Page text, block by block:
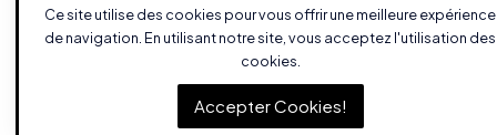
site sont autorisées sans demandes spécifiques.
Ce site utilise des cookies pour vous offrir une meilleure expérience
de navigation. En utilisant notre site, vous acceptez l'utilisation des
cookies.
Accepter Cookies!